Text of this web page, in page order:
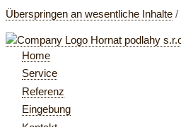
Überspringen an wesentliche Inhalte /
Home
Service
Referenz
Eingebung